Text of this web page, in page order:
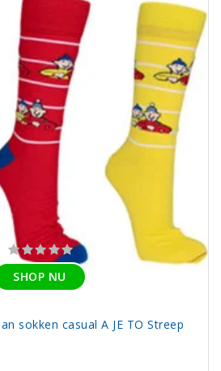
SHOP NU
sokken casual A JE TO Streep